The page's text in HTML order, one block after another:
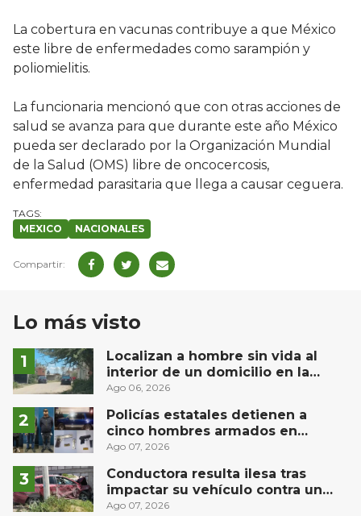
La cobertura en vacunas contribuye a que México
este libre de enfermedades como sarampión y
poliomielitis.
La funcionaria mencionó que con otras acciones de
salud se avanza para que durante este año México
pueda ser declarado por la Organización Mundial
de la Salud (OMS) libre de oncocercosis,
enfermedad parasitaria que llega a causar ceguera.
MEXICO NACIONALES
Lo más visto
Localizan a hombre sin vida al
interior de un domicilio en la
comunidad El Rodeo, San Juan del
Ago 06, 2026
Policías estatales detienen a
cinco hombres armados en
Puebla capital
Ago 07, 2026
Conductora resulta ilesa tras
impactar su vehículo contra un
muro en Huimilpan
Ago 07, 2026